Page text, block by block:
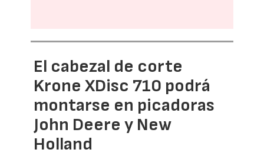
El cabezal de corte
Krone XDisc 710 podrá
montarse en picadoras
John Deere y New
Holland